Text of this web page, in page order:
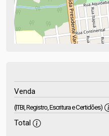
Venda
(ITBI, Registro, Escritura e Certidões)
Total